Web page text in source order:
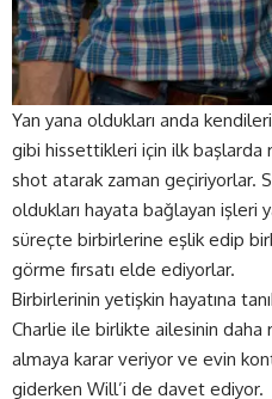
Yan yana oldukları anda
gibi hissettikleri için ilk
shot atarak zaman geçiriyorlar.
oldukları hayata bağlayan işleri
süreçte birbirlerine eşlik edip
görme fırsatı elde ediyorlar.
Birbirlerinin yetişkin hayatına
Charlie ile birlikte ailesinin
almaya karar veriyor ve evin
giderken Will’i de davet ediyor.